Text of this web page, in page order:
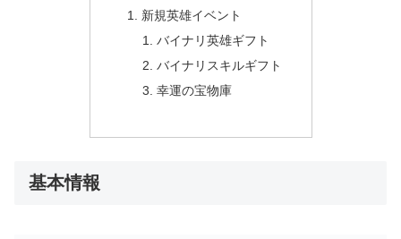
新規英雄イベント
バイナリ英雄ギフト
バイナリスキルギフト
幸運の宝物庫
基本情報